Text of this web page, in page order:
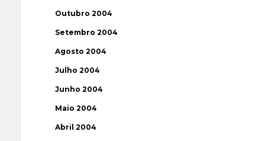
Outubro 2004
Setembro 2004
Agosto 2004
Julho 2004
Junho 2004
Maio 2004
Abril 2004